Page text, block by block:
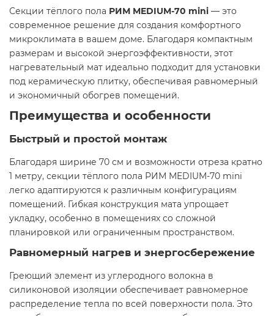
Секции тёплого пола РИМ MEDIUM-70 mini — это
современное решение для создания комфортного
микроклимата в вашем доме. Благодаря компактным
размерам и высокой энергоэффективности, этот
нагревательный мат идеально подходит для установки
под керамическую плитку, обеспечивая равномерный
и экономичный обогрев помещений.
Преимущества и особенности
Быстрый и простой монтаж
Благодаря ширине 70 см и возможности отреза кратно
1 метру, секции тёплого пола РИМ MEDIUM-70 mini
легко адаптируются к различным конфигурациям
помещений. Гибкая конструкция мата упрощает
укладку, особенно в помещениях со сложной
планировкой или ограниченным пространством.
Равномерный нагрев и энергосбережение
Греющий элемент из углеродного волокна в
силиконовой изоляции обеспечивает равномерное
распределение тепла по всей поверхности пола. Это